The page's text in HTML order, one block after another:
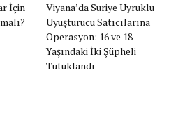
İçin
Viyana’da Suriye Uyruklu
Uyuşturucu Satıcılarına
Operasyon: 16 ve 18
Yaşındaki İki Şüpheli
Tutuklandı